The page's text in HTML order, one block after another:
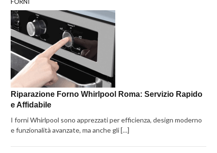
FORNI
Riparazione Forno Whirlpool Roma: Servizio Rapido
e Affidabile
I forni Whirlpool sono apprezzati per efficienza, design moderno
e funzionalità avanzate, ma anche gli […]